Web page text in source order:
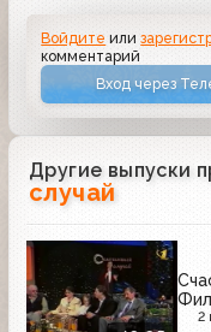
Войдите или
комментарий
Вход через
Другие выпуски
случай
2